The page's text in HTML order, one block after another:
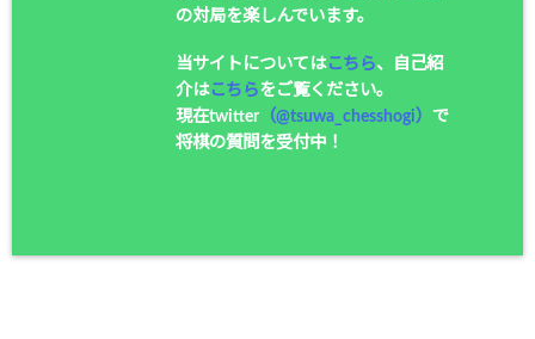
の対局を楽しんでいます。
当サイトについてはこちら、自己紹
介はこちらをご覧ください。
現在twitter（@tsuwa_chesshogi） で
将棋の質問を受付中！